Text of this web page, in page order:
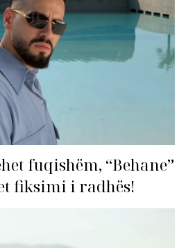
fuqishëm, “Behane”
fiksimi i radhës!